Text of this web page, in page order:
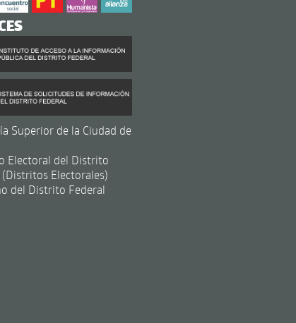
Superior de la Ciudad de
Electoral del Distrito
(Distritos Electorales)
del Distrito Federal